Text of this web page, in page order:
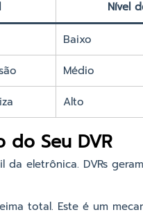
Nível
Baixo
Médio
Alto
do Seu DVR
eletrônica. DVRs
total. Este é um